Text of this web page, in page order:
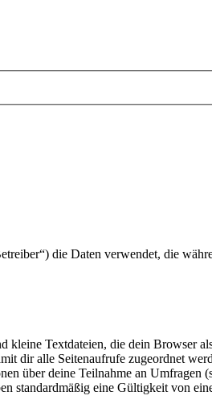
die Daten verwendet, die
Textdateien, die dein Browser
dir alle Seitenaufrufe zugeordnet
über deine Teilnahme an Umfragen
standardmäßig eine Gültigkeit von